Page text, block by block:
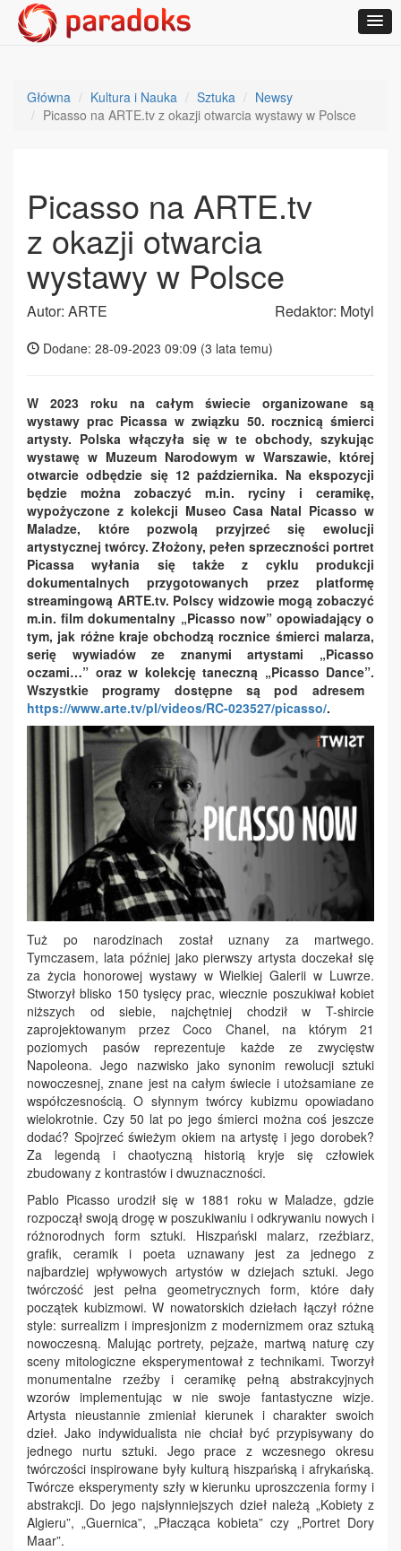
Główna Kultura i Nauka Sztuka
Newsy
Picasso na ARTE.tv z okazji otwarcia wystawy w Polsce
Picasso na ARTE.tv
z okazji otwarcia
wystawy w Polsce
Autor: ARTE Redaktor: Motyl
Dodane: 28-09-2023 09:09 (3 lata temu)
W 2023 roku na całym świecie organizowane są
wystawy prac Picassa w związku 50. rocznicą śmierci
artysty. Polska włączyła się w te obchody, szykując
wystawę w Muzeum Narodowym w Warszawie, której
otwarcie odbędzie się 12 października. Na ekspozycji
będzie można zobaczyć m.in. ryciny i ceramikę,
wypożyczone z kolekcji Museo Casa Natal Picasso w
Maladze, które pozwolą przyjrzeć się ewolucji
artystycznej twórcy. Złożony, pełen sprzeczności portret
Picassa wyłania się także z cyklu produkcji
dokumentalnych przygotowanych przez platformę
streamingową ARTE.tv. Polscy widzowie mogą zobaczyć
m.in. film dokumentalny „Picasso now” opowiadający o
tym, jak różne kraje obchodzą rocznice śmierci malarza,
serię wywiadów ze znanymi artystami „Picasso
oczami…” oraz w kolekcjętaneczną „Picasso Dance”.
Wszystkie programy dostępne są pod adresem
https://www.arte.tv/pl/videos/RC-023527/picasso/.
Tuż po narodzinach został uznany za martwego.
Tymczasem, lata później jako pierwszy artysta doczekał się
za życia honorowej wystawy w Wielkiej Galerii w Luwrze.
Stworzył blisko 150 tysięcy prac, wiecznie poszukiwał kobiet
niższych od siebie, najchętniej chodził w T-shircie
zaprojektowanym przez Coco Chanel, na którym 21
poziomych pasów reprezentuje każde ze zwycięstw
Napoleona. Jego nazwisko jako synonim rewolucji sztuki
nowoczesnej, znane jest na całym świecie i utożsamiane ze
współczesnością. O słynnym twórcy kubizmu opowiadano
wielokrotnie. Czy 50 lat po jego śmierci można coś jeszcze
dodać? Spojrzeć świeżym okiem na artystę i jego dorobek?
Za legendą i chaotyczną historią kryje się człowiek
zbudowany z kontrastów i dwuznaczności.
Pablo Picasso urodził się w 1881 roku w Maladze, gdzie
rozpoczął swoją drogę w poszukiwaniu i odkrywaniu nowych i
różnorodnych form sztuki. Hiszpański malarz, rzeźbiarz,
grafik, ceramik i poeta uznawany jest za jednego z
najbardziej wpływowych artystów w dziejach sztuki. Jego
twórczość jest pełna geometrycznych form, które dały
początek kubizmowi. W nowatorskich dziełach łączył różne
style: surrealizm i impresjonizm z modernizmem oraz sztuką
nowoczesną. Malując portrety, pejzaże, martwą naturę czy
sceny mitologiczne eksperymentował z technikami. Tworzył
monumentalne rzeźby i ceramikę pełną abstrakcyjnych
wzorów implementując w nie swoje fantastyczne wizje.
Artysta nieustannie zmieniał kierunek i charakter swoich
dzieł. Jako indywidualista nie chciał być przypisywany do
jednego nurtu sztuki. Jego prace z wczesnego okresu
twórczości inspirowane były kulturą hiszpańską i afrykańską.
Twórcze eksperymenty szły w kierunku uproszczenia formy i
abstrakcji. Do jego najsłynniejszych dzieł należą „Kobiety z
Algieru”, „Guernica”, „Płacząca kobieta” czy „Portret Dory
Maar”.